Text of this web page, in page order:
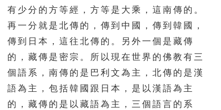
有少分的方等經，方等是大乘，這南傳的。
再一分就是北傳的，傳到中國，傳到韓國，
傳到日本，這往北傳的。另外一個是藏傳
的，藏傳是密宗。所以現在世界的佛教有三
個語系，南傳的是巴利文為主，北傳的是漢
語為主，包括韓國跟日本，是以漢語為主
的，藏傳的是以藏語為主，三個語言的系